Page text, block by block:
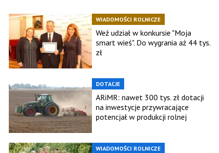
WIADOMOŚCI ROLNICZE
Weź udział w konkursie "Moja
smart wieś". Do wygrania aż 44 tys.
zł
DOTACJE
ARiMR: nawet 300 tys. zł dotacji
na inwestycje przywracające
potencjał w produkcji rolnej
WIADOMOŚCI ROLNICZE